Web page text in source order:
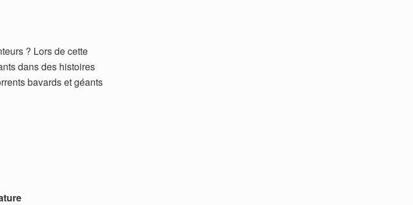
? Lors de cette
dans des histoires
bavards et géants